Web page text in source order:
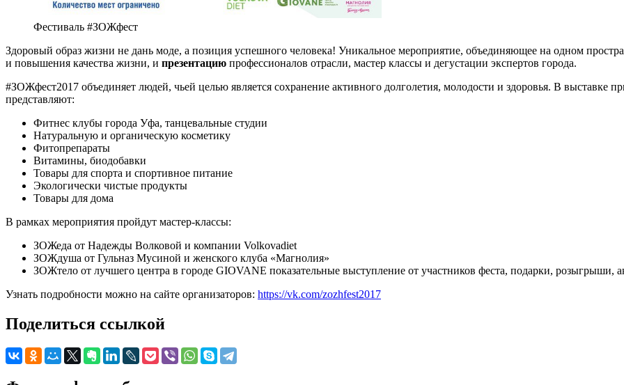
Фестиваль #ЗОЖфест
Здоровый образ жизни не дань моде, а позиция успешного человека! Уникальное мероприятие, объединяющее на одном
и повышения качества жизни, и презентацию профессионалов отрасли, мастер классы и дегустации экспертов города.
#ЗОЖфест2017 объединяет людей, чьей целью является сохранение активного долголетия, молодости и здоровья. В выставке
представляют:
Фитнес клубы города Уфа, танцевальные студии
Натуральную и органическую косметику
Фитопрепараты
Витамины, биодобавки
Товары для спорта и спортивное питание
Экологически чистые продукты
Товары для дома
В рамках мероприятия пройдут мастер-классы:
ЗОЖеда от Надежды Волковой и компании Volkovadiet
ЗОЖдуша от Гульназ Мусиной и женского клуба «Магнолия»
ЗОЖтело от лучшего центра в городе GIOVANE показательные выступление от участников феста, подарки, розыгрыши,
Узнать подробности можно на сайте организаторов: https://vk.com/zozhfest2017
Поделиться ссылкой